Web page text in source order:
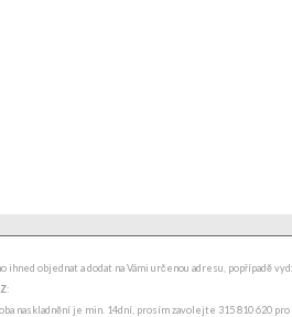
ihned objednat a dodat na Vámi určenou adresu, popřípadě
:
naskladnění je min. 14dní, prosím zavolejte 315 810 620